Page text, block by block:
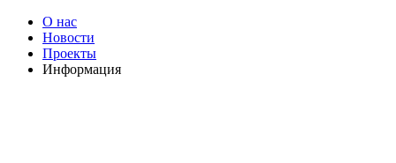
О нас
Новости
Проекты
Информация